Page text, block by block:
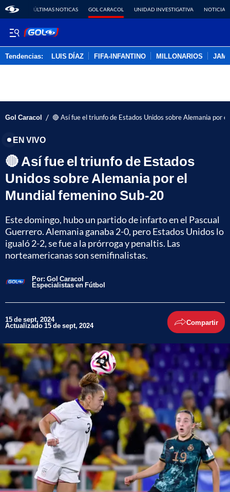
ÚLTIMAS NOTICAS GOL CARACOL UNIDAD INVESTIGATIVA NOTICIAS
Tendencias: LUIS DÍAZ FIFA-INFANTINO MILLONARIOS
Gol Caracol / 🔴 Así fue el triunfo de Estados Unidos sobre Alemania por
EN VIVO
🔴 Así fue el triunfo de Estados
Unidos sobre Alemania por el
Mundial femenino Sub-20
Este domingo, hubo un partido de infarto en el Pascual
Guerrero. Alemania ganaba 2-0, pero Estados Unidos lo
igualó 2-2, se fue a la prórroga y penaltis. Las
norteamericanas son semifinalistas.
Por: Gol Caracol
Especialistas en Fútbol
15 de sept, 2024
Actualizado 15 de sept, 2024 Compartir